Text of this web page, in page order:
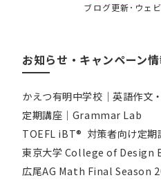
ブログ更新･ウェ
お知らせ・キャンペーン
かえつ有明中学校｜英語作文
定期講座｜Grammar Lab
TOEFL iBT® 対策者向け定期
東京大学 College of Design
広尾AG Math Final Season